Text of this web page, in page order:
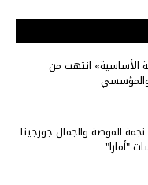
الأساسية» انتهت من
والمؤسسي
الموضة والجمال جورجينا
"أمارا"